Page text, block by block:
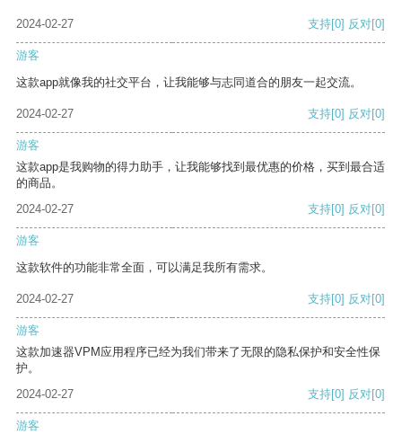
2024-02-27 支持[0] 反对[0]
游客
这款app就像我的社交平台，让我能够与志同道合的朋友一起交流。
2024-02-27 支持[0] 反对[0]
游客
这款app是我购物的得力助手，让我能够找到最优惠的价格，买到最合适
的商品。
2024-02-27
支持[0] 反对[0]
游客
这款软件的功能非常全面，可以满足我所有需求。
2024-02-27 支持[0] 反对[0]
游客
这款加速器VPM应用程序已经为我们带来了无限的隐私保护和安全性保
护。
2024-02-27
支持[0] 反对[0]
游客